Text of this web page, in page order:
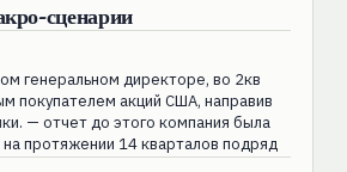
сценарии
генеральном директоре, во 2кв
покупателем акций США, направив
— отчет до этого компания была
протяжении 14 кварталов подряд